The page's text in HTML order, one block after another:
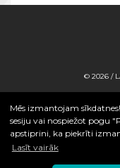
Mēs izmantojam
sesiju vai nospiežot pogu
apstiprini, ka piekrīti
Lasīt vairāk
© 2026 /